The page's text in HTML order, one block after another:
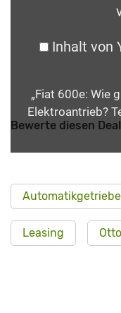
Inhalt von
„Fiat 600e: Wie
Elektroantrieb?
Bewerte diesen Deal
Automatikgetriebe
Leasing